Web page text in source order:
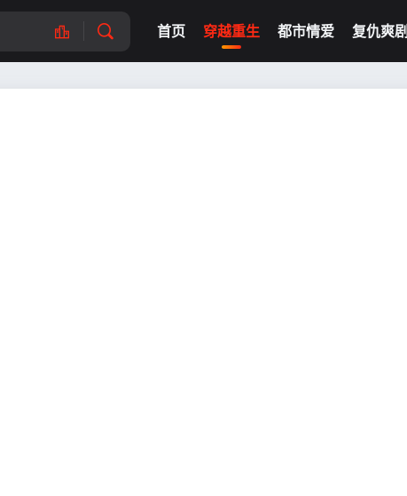
首页 穿越重生 都市情爱 复仇爽剧